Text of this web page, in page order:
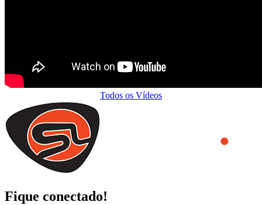
Todos os Vídeos
Fique conectado!